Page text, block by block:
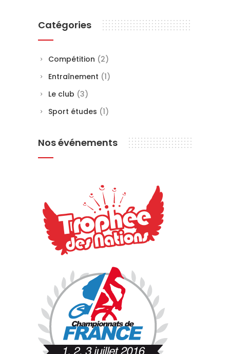
Catégories
Compétition (2)
Entraînement (1)
Le club (3)
Sport études (1)
Nos événements